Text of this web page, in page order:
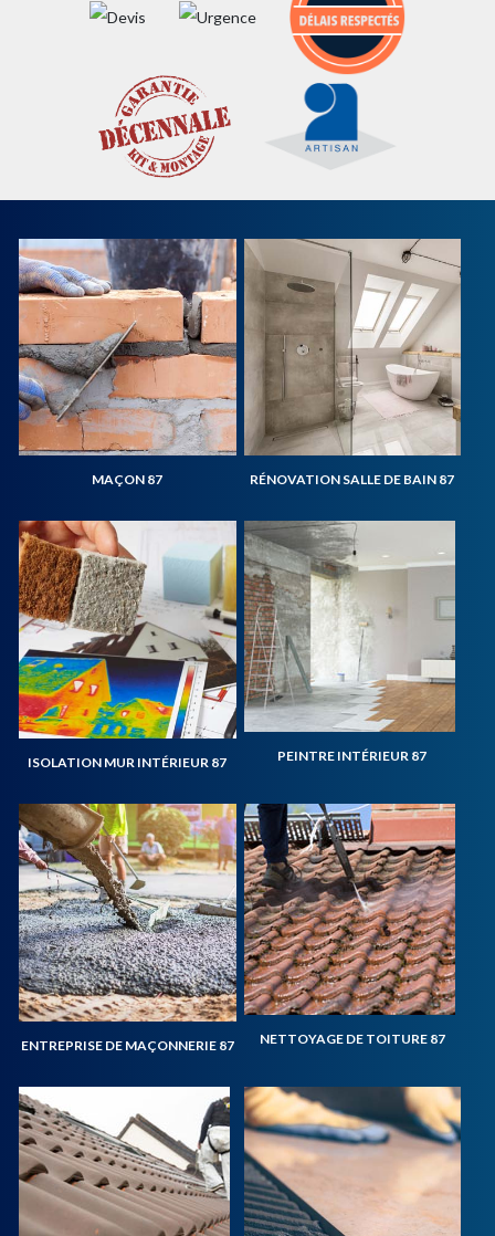
MAÇON 87 RÉNOVATION SALLE DE BAIN 87
ISOLATION MUR INTÉRIEUR 87 PEINTRE INTÉRIEUR 87
ENTREPRISE DE MAÇONNERIE 87 NETTOYAGE DE TOITURE 87